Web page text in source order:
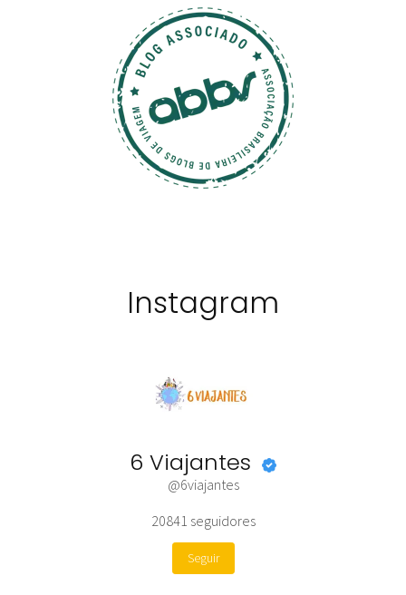
Instagram
6 Viajantes
@6viajantes
20841 seguidores
Seguir